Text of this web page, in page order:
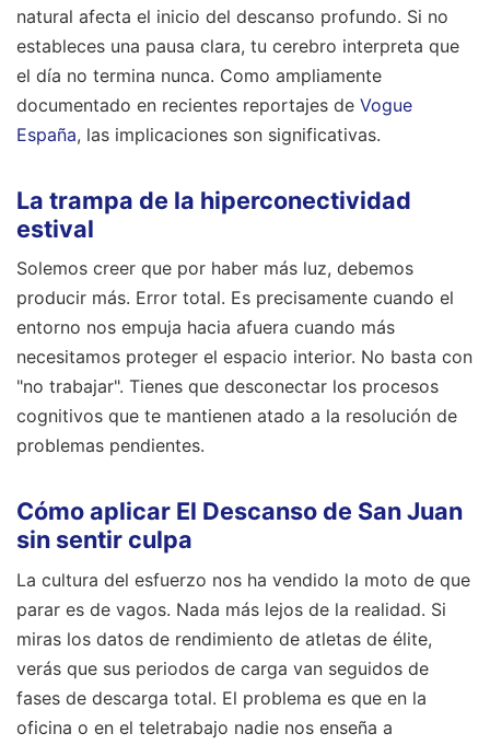
natural afecta el inicio del descanso profundo. Si no
estableces una pausa clara, tu cerebro interpreta que
el día no termina nunca. Como ampliamente
documentado en recientes reportajes de Vogue
España, las implicaciones son significativas.
La trampa de la hiperconectividad
estival
Solemos creer que por haber más luz, debemos
producir más. Error total. Es precisamente cuando el
entorno nos empuja hacia afuera cuando más
necesitamos proteger el espacio interior. No basta con
"no trabajar". Tienes que desconectar los procesos
cognitivos que te mantienen atado a la resolución de
problemas pendientes.
Cómo aplicar El Descanso de San Juan
sin sentir culpa
La cultura del esfuerzo nos ha vendido la moto de que
parar es de vagos. Nada más lejos de la realidad. Si
miras los datos de rendimiento de atletas de élite,
verás que sus periodos de carga van seguidos de
fases de descarga total. El problema es que en la
oficina o en el teletrabajo nadie nos enseña a